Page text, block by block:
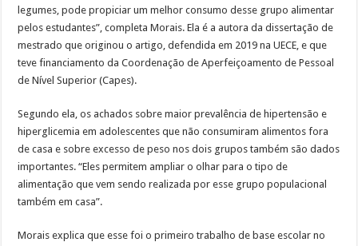
legumes, pode propiciar um melhor consumo desse grupo alimentar
pelos estudantes”, completa Morais. Ela é a autora da dissertação de
mestrado que originou o artigo, defendida em 2019 na UECE, e que
teve financiamento da Coordenação de Aperfeiçoamento de Pessoal
de Nível Superior (Capes).
Segundo ela, os achados sobre maior prevalência de hipertensão e
hiperglicemia em adolescentes que não consumiram alimentos fora
de casa e sobre excesso de peso nos dois grupos também são dados
importantes. “Eles permitem ampliar o olhar para o tipo de
alimentação que vem sendo realizada por esse grupo populacional
também em casa”.
Morais explica que esse foi o primeiro trabalho de base escolar no